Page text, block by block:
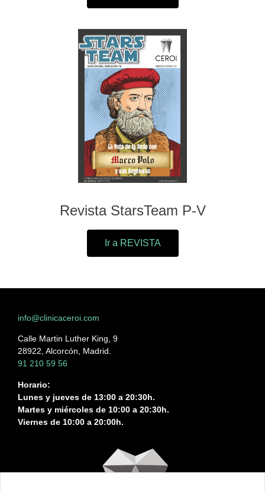
Revista StarsTeam P-V
Ir a REVISTA
info@clinicaceroi.com
Calle Martin Luther King, 9
28922, Alcorcón, Madrid.
91 210 59 56
Horario:
Lunes y jueves de 13:00 a 20:30h.
Martes y miércoles de 10:00 a 20:30h.
Viernes de 10:00 a 20:00h.